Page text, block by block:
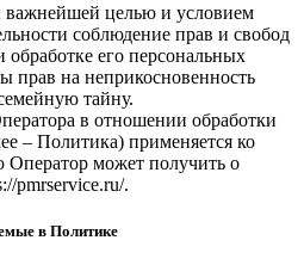
важнейшей целью и условием
соблюдение прав и свобод
его персональных
прав на неприкосновенность
тайну.
в отношении обработки
– Политика) применяется ко
может получить о
pmrservice.ru/.
в Политике